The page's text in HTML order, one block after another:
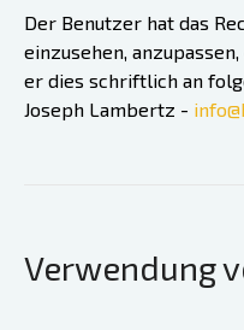
Der Benutzer hat das
einzusehen,
er dies schriftlich an
Joseph Lambertz -
Verwendung